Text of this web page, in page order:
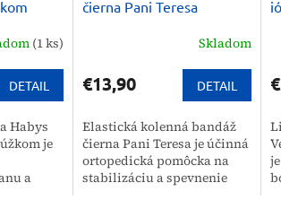
(1 ks)
DETAIL
Habys
je
a
čierna Pani Teresa
Skladom
€13,90 DETAIL
Elastická kolenná bandáž
čierna Pani Teresa je účinná
ortopedická pomôcka na
stabilizáciu a spevnenie